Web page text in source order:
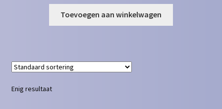
Toevoegen aan winkelwagen
Enig resultaat